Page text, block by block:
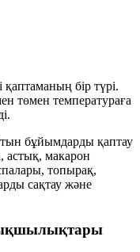
бір түрі.
төмен температураға
бұйымдарды қаптау
астық, макарон
топырақ,
сақтау және